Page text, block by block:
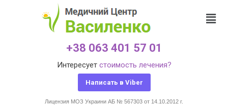
+38 063 401 57 01
Интересует стоимость лечения?
Написать в Viber
Лицензия МОЗ Украини АБ № 567303 от 14.10.2012 г.